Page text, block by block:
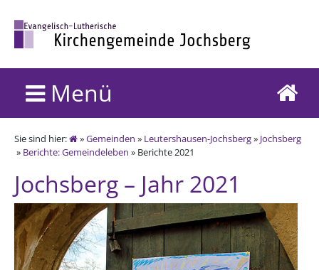
Menü
Sie sind hier: »Gemeinden » Leutershausen-Jochsberg» Jochsberg
» Berichte: Gemeindeleben » Berichte 2021
Jochsberg – Jahr 2021